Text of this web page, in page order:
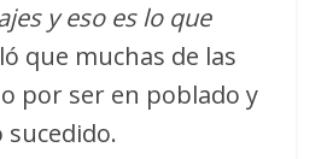
y eso es lo que
que muchas de las
por ser en poblado y